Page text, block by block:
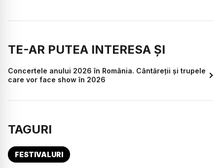
TE-AR PUTEA INTERESA ȘI
Concertele anului 2026 în România. Cântăreții și trupele
care vor face show în 2026
TAGURI
FESTIVALURI